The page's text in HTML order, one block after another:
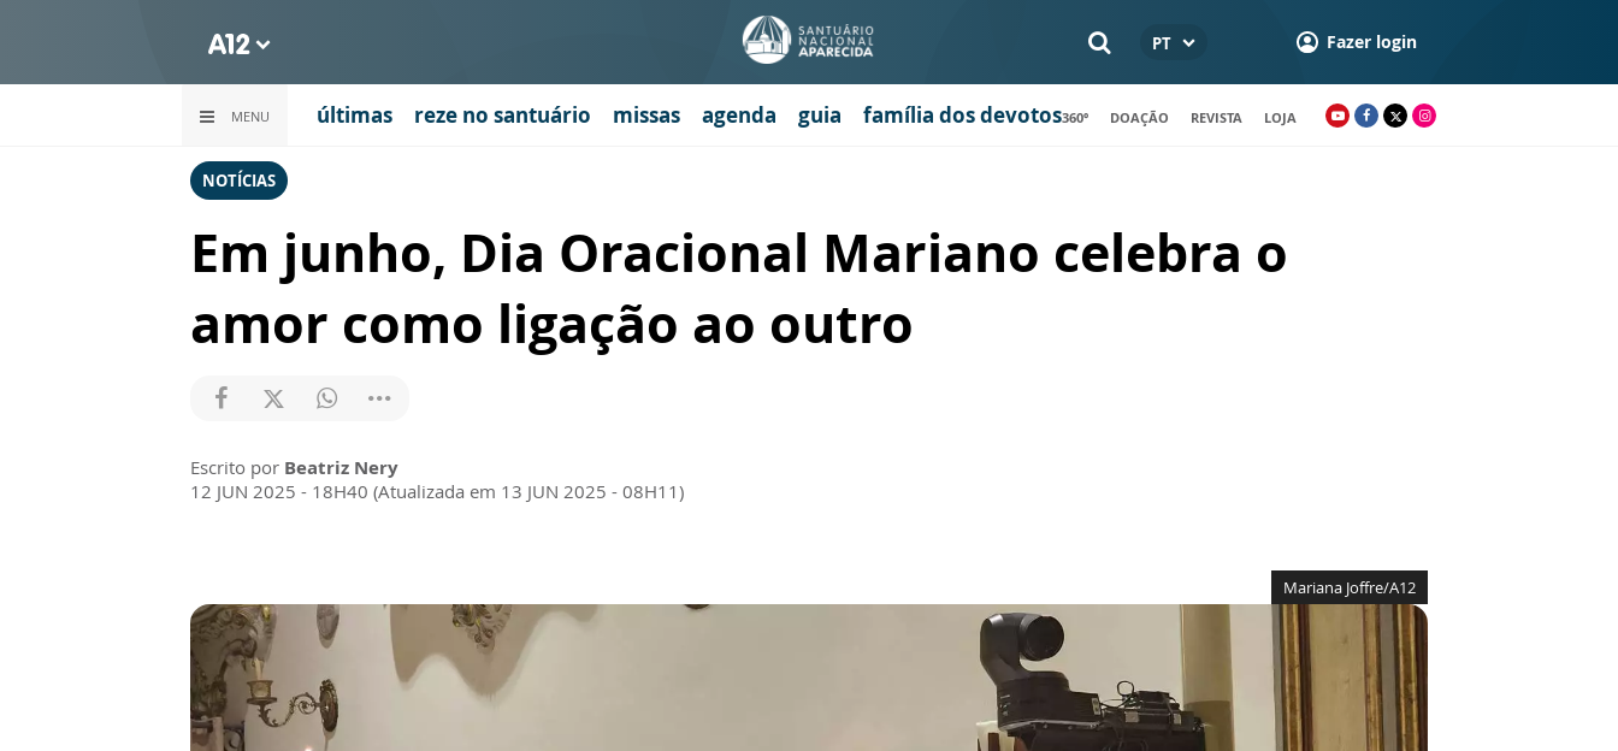
PT Fazer login
MENU últimas reze no santuário missas agenda guia família dos devotos360º DOAÇÃO REVISTA LOJA
NOTÍCIAS
Em junho, Dia Oracional Mariano celebra o
amor como ligação ao outro
Escrito por Beatriz Nery
12 JUN 2025 - 18H40 (Atualizada em 13 JUN 2025 - 08H11)
Mariana Joffre/A12